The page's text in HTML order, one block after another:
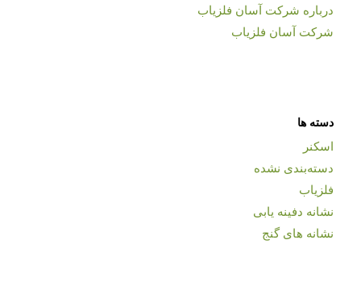
درباره شرکت آسان فلزیاب
شرکت آسان فلزیاب
دسته ها
اسکنر
دسته‌بندی نشده
فلزیاب
نشانه دفینه یابی
نشانه های گنج